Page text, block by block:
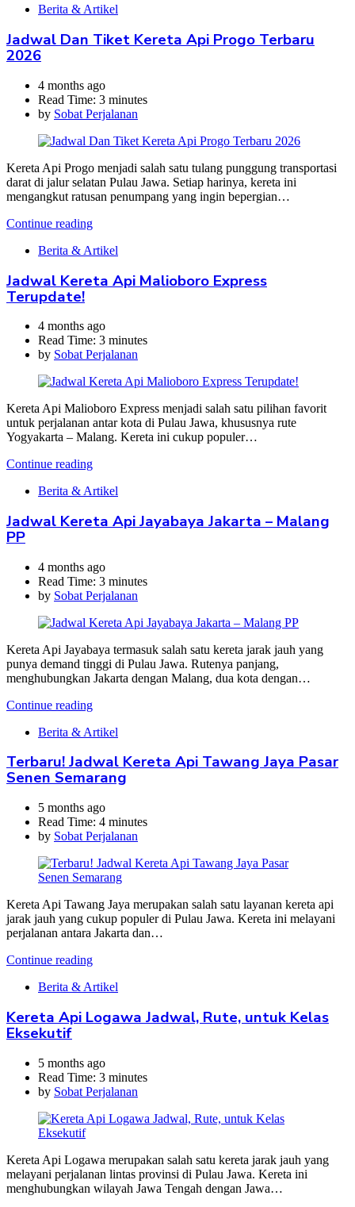
Berita & Artikel
Jadwal Dan Tiket Kereta Api Progo Terbaru
2026
4 months ago
Read Time: 3 minutes
by Sobat Perjalanan
Kereta Api Progo menjadi salah satu tulang punggung transportasi
darat di jalur selatan Pulau Jawa. Setiap harinya, kereta ini
mengangkut ratusan penumpang yang ingin bepergian…
Continue reading
Berita & Artikel
Jadwal Kereta Api Malioboro Express
Terupdate!
4 months ago
Read Time: 3 minutes
by Sobat Perjalanan
Kereta Api Malioboro Express menjadi salah satu pilihan favorit
untuk perjalanan antar kota di Pulau Jawa, khususnya rute
Yogyakarta – Malang. Kereta ini cukup populer…
Continue reading
Berita & Artikel
Jadwal Kereta Api Jayabaya Jakarta – Malang
PP
4 months ago
Read Time: 3 minutes
by Sobat Perjalanan
Kereta Api Jayabaya termasuk salah satu kereta jarak jauh yang
punya demand tinggi di Pulau Jawa. Rutenya panjang,
menghubungkan Jakarta dengan Malang, dua kota dengan…
Continue reading
Berita & Artikel
Terbaru! Jadwal Kereta Api Tawang Jaya Pasar
Senen Semarang
5 months ago
Read Time: 4 minutes
by Sobat Perjalanan
Kereta Api Tawang Jaya merupakan salah satu layanan kereta api
jarak jauh yang cukup populer di Pulau Jawa. Kereta ini melayani
perjalanan antara Jakarta dan…
Continue reading
Berita & Artikel
Kereta Api Logawa Jadwal, Rute, untuk Kelas
Eksekutif
5 months ago
Read Time: 3 minutes
by Sobat Perjalanan
Kereta Api Logawa merupakan salah satu kereta jarak jauh yang
melayani perjalanan lintas provinsi di Pulau Jawa. Kereta ini
menghubungkan wilayah Jawa Tengah dengan Jawa…